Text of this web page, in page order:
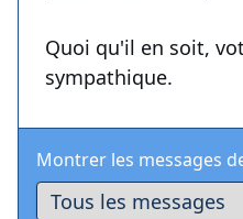
Quoi qu'il en soit,
sympathique.
Montrer les messages